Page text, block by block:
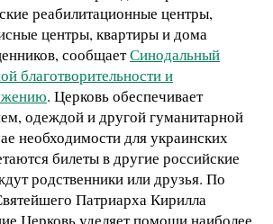
реабилитационные центры,
центры, квартиры и дома
сообщаетСинодальный
благотворительности и
. Церковь обеспечивает
одеждой и другой гуманитарной
необходимости для украинских
билеты в другие российские
родственники или друзья. По
Патриарха Кирилла